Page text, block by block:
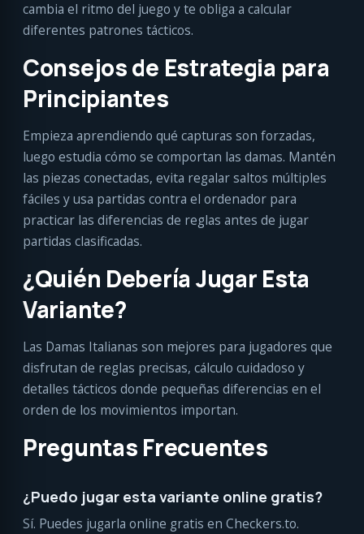
cambia el ritmo del juego y te obliga a calcular
diferentes patrones tácticos.
Consejos de Estrategia para
Principiantes
Empieza aprendiendo qué capturas son forzadas,
luego estudia cómo se comportan las damas. Mantén
las piezas conectadas, evita regalar saltos múltiples
fáciles y usa partidas contra el ordenador para
practicar las diferencias de reglas antes de jugar
partidas clasificadas.
¿Quién Debería Jugar Esta
Variante?
Las Damas Italianas son mejores para jugadores que
disfrutan de reglas precisas, cálculo cuidadoso y
detalles tácticos donde pequeñas diferencias en el
orden de los movimientos importan.
Preguntas Frecuentes
¿Puedo jugar esta variante online gratis?
Sí. Puedes jugarla online gratis en Checkers.to.